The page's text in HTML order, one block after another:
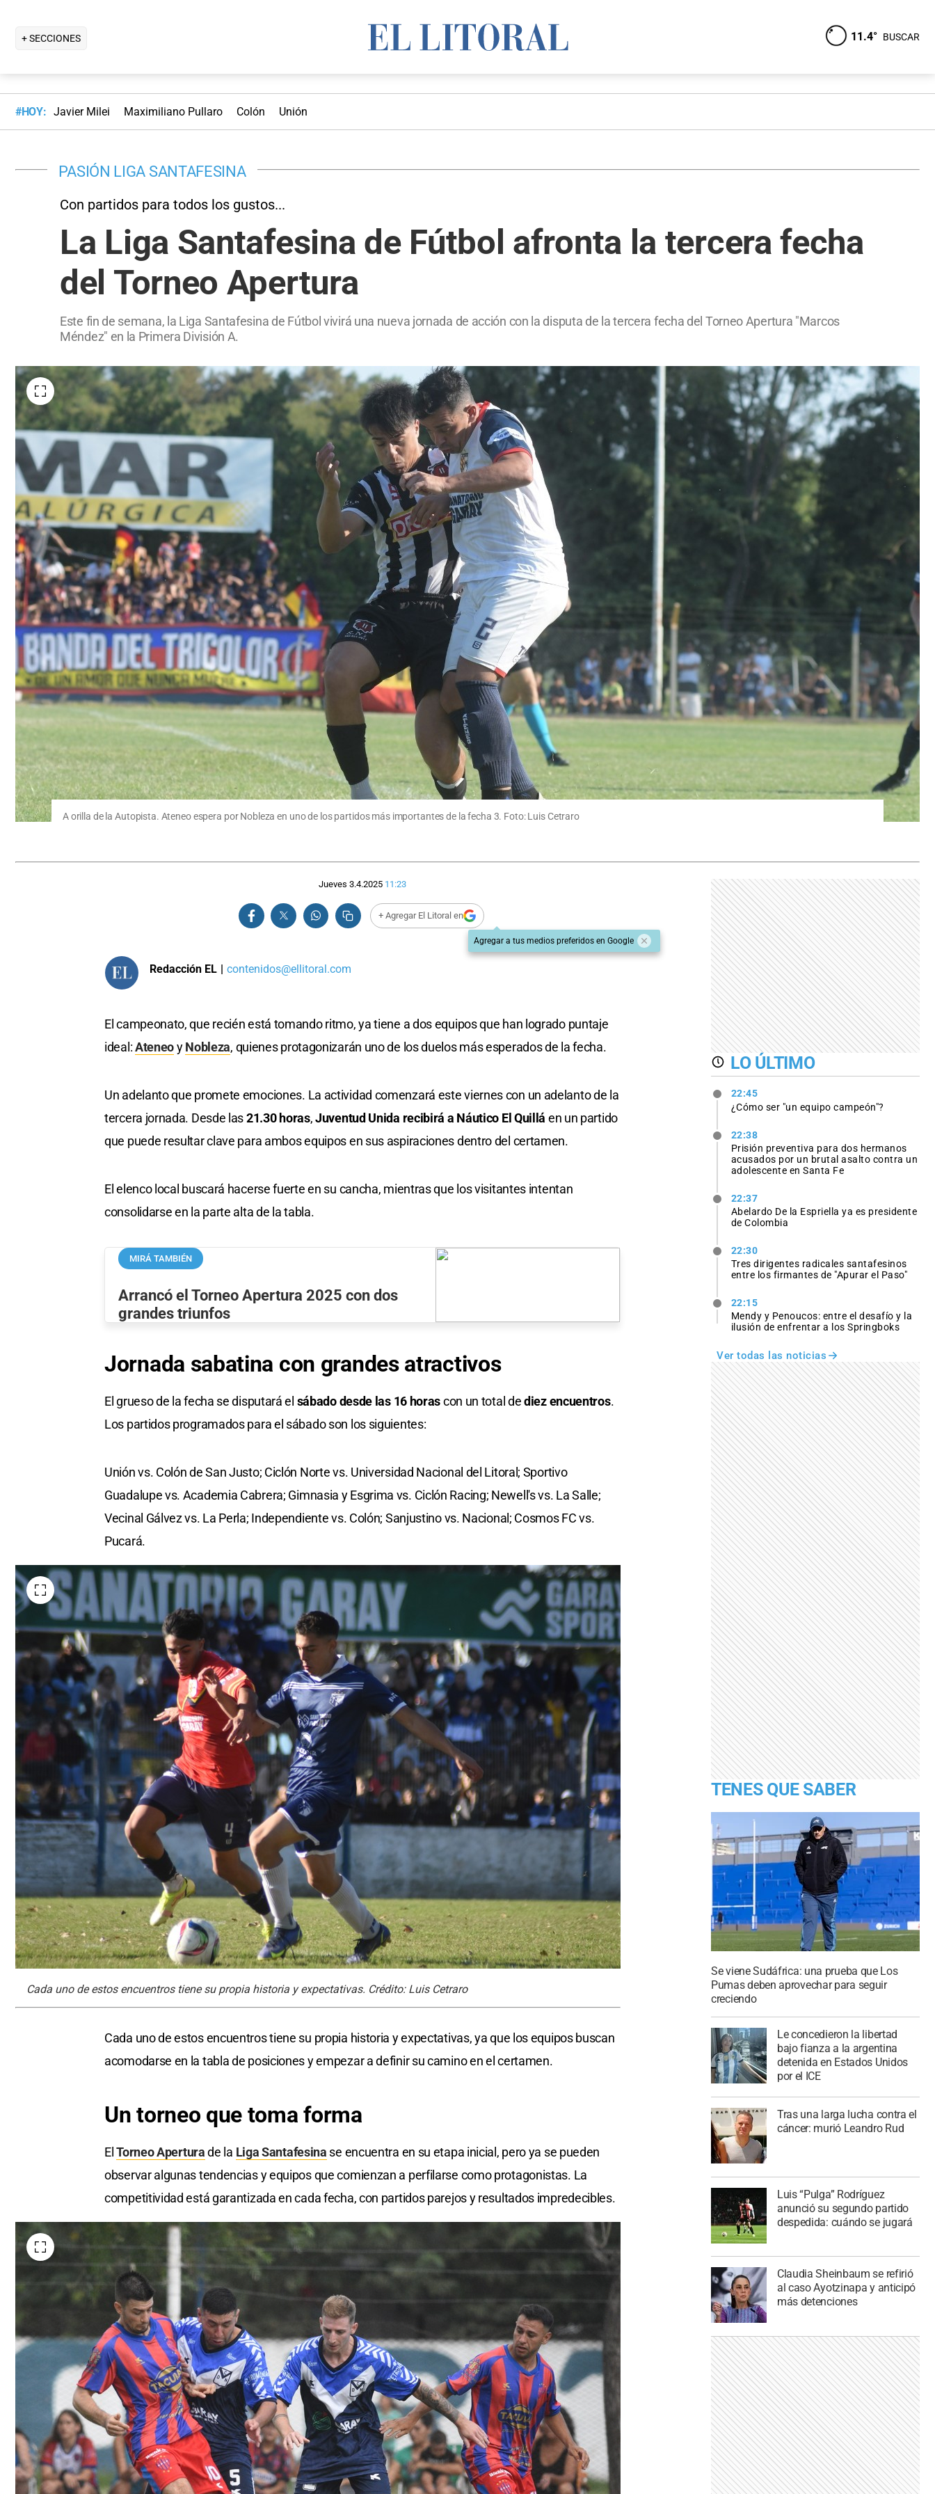
+ SECCIONES 11.4° BUSCAR
#HOY: Javier Milei Maximiliano Pullaro Colón Unión
PASIÓN LIGA SANTAFESINA
Con partidos para todos los gustos...
La Liga Santafesina de Fútbol afronta la tercera fecha
del Torneo Apertura
Este fin de semana, la Liga Santafesina de Fútbol vivirá una nueva jornada de acción con la disputa de la tercera fecha del Torneo Apertura "Marcos
Méndez" en la Primera División A.
A orilla de la Autopista. Ateneo espera por Nobleza en uno de los partidos más importantes de la fecha 3. Foto: Luis Cetraro
Jueves 3.4.2025 11:23
+ Agregar El Litoral en
Agregar a tus medios preferidos en Google
Redacción EL | contenidos@ellitoral.com
El campeonato, que recién está tomando ritmo, ya tiene a dos equipos que han logrado puntaje
ideal:AteneoyNobleza, quienes protagonizarán uno de los duelos más esperados de la fecha.
Un adelanto que promete emociones. La actividad comenzará este viernes con un adelanto de la
tercera jornada. Desde las21.30 horas,Juventud Unida recibirá a Náutico El Quillá en un partido
que puede resultar clave para ambos equipos en sus aspiraciones dentro del certamen.
El elenco local buscará hacerse fuerte en su cancha, mientras que los visitantes intentan
consolidarse en la parte alta de la tabla.
MIRÁ TAMBIÉN
Arrancó el Torneo Apertura 2025 con dos
grandes triunfos
Jornada sabatina con grandes atractivos
El grueso de la fecha se disputará el sábado desde las 16 horascon un total dediez encuentros.
Los partidos programados para el sábado son los siguientes:
Unión vs. Colón de San Justo; Ciclón Norte vs. Universidad Nacional del Litoral; Sportivo
Guadalupe vs. Academia Cabrera; Gimnasia y Esgrima vs. Ciclón Racing; Newell's vs. La Salle;
Vecinal Gálvez vs. La Perla; Independiente vs. Colón; Sanjustino vs. Nacional; Cosmos FC vs.
Pucará.
Cada uno de estos encuentros tiene su propia historia y expectativas. Crédito: Luis Cetraro
Cada uno de estos encuentros tiene su propia historia y expectativas, ya que los equipos buscan
acomodarse en la tabla de posiciones y empezar a definir su camino en el certamen.
Un torneo que toma forma
ElTorneo Aperturade la Liga Santafesina se encuentra en su etapa inicial, pero ya se pueden
observar algunas tendencias y equipos que comienzan a perfilarse como protagonistas. La
competitividad está garantizada en cada fecha, con partidos parejos y resultados impredecibles.
LO ÚLTIMO
22:45
¿Cómo ser "un equipo campeón"?
22:38
Prisión preventiva para dos hermanos
acusados por un brutal asalto contra un
adolescente en Santa Fe
22:37
Abelardo De la Espriella ya es presidente
de Colombia
22:30
Tres dirigentes radicales santafesinos
entre los firmantes de "Apurar el Paso"
22:15
Mendy y Penoucos: entre el desafío y la
ilusión de enfrentar a los Springboks
Ver todas las noticias
TENES QUE SABER
Se viene Sudáfrica: una prueba que Los
Pumas deben aprovechar para seguir
creciendo
Le concedieron la libertad
bajo fianza a la argentina
detenida en Estados Unidos
por el ICE
Tras una larga lucha contra el
cáncer: murió Leandro Rud
Luis “Pulga” Rodríguez
anunció su segundo partido
despedida: cuándo se jugará
Claudia Sheinbaum se refirió
al caso Ayotzinapa y anticipó
más detenciones